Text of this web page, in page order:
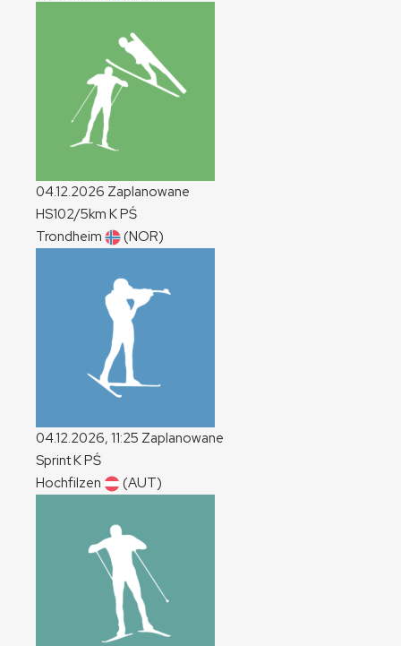
04.12.2026 Zaplanowane
HS102/5km KPŚ
Trondheim
(NOR)
04.12.2026, 11:25 Zaplanowane
SprintKPŚ
Hochfilzen
(AUT)